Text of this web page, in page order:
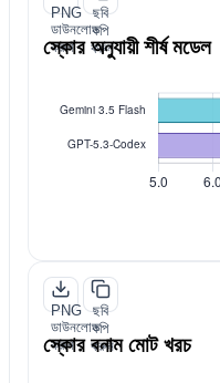
PNG
ডাউনলোড
করুন
ছবি
কপি
করুন
স্কোর অনুযায়ী শীর্ষ মডেল
PNG
ডাউনলোড
করুন
ছবি
কপি
করুন
স্কোর বনাম মোট খরচ